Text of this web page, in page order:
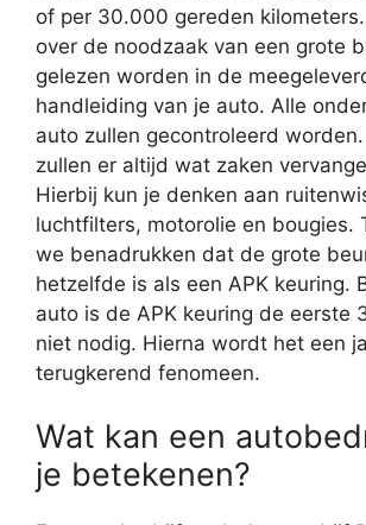
of per 30.000 gereden
over de noodzaak van een grote
gelezen worden in de
handleiding van je auto. Alle
auto zullen gecontroleerd
zullen er altijd wat zaken
Hierbij kun je denken aan
luchtfilters, motorolie en bougies.
we benadrukken dat de grote
hetzelfde is als een APK keuring.
auto is de APK keuring de eerste
niet nodig. Hierna wordt het een
terugkerend fenomeen.
Wat kan een
je betekenen?